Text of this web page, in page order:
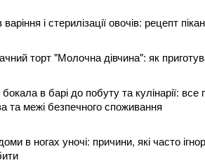
варіння і стерилізації овочів: рецепт
торт "Молочна дівчина": як
бокала в барі до побуту та кулінарії:
та межі безпечного споживання
в ногах уночі: причини, які часто